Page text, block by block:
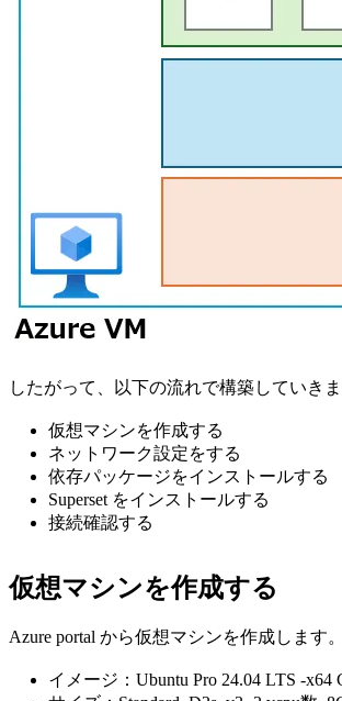
したがって、以下の流れで構築していきま
仮想マシンを作成する
ネットワーク設定をする
依存パッケージをインストールする
Superset をインストールする
接続確認する
仮想マシンを作成する
Azure portal から仮想マシンを作成します。
イメージ：Ubuntu Pro 24.04 LTS -x64